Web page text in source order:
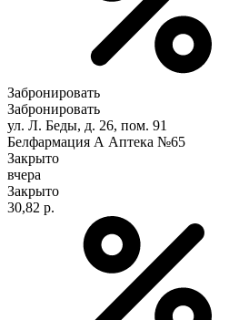
Забронировать
Забронировать
ул. Л. Беды, д. 26, пом. 91
Белфармация А Аптека №65
Закрыто
вчера
Закрыто
30,82 р.